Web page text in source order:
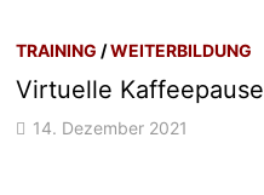
TRAINING /WEITERBILDUNG
Virtuelle Kaffeepause
14. Dezember 2021